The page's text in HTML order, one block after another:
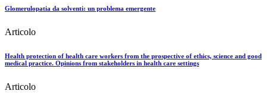
Glomerulopatia da solventi: un problema emergente
Articolo
Health protection of health care workers from the prospective of ethics, science and good
medical practice. Opinions from stakeholders in health care settings
Articolo